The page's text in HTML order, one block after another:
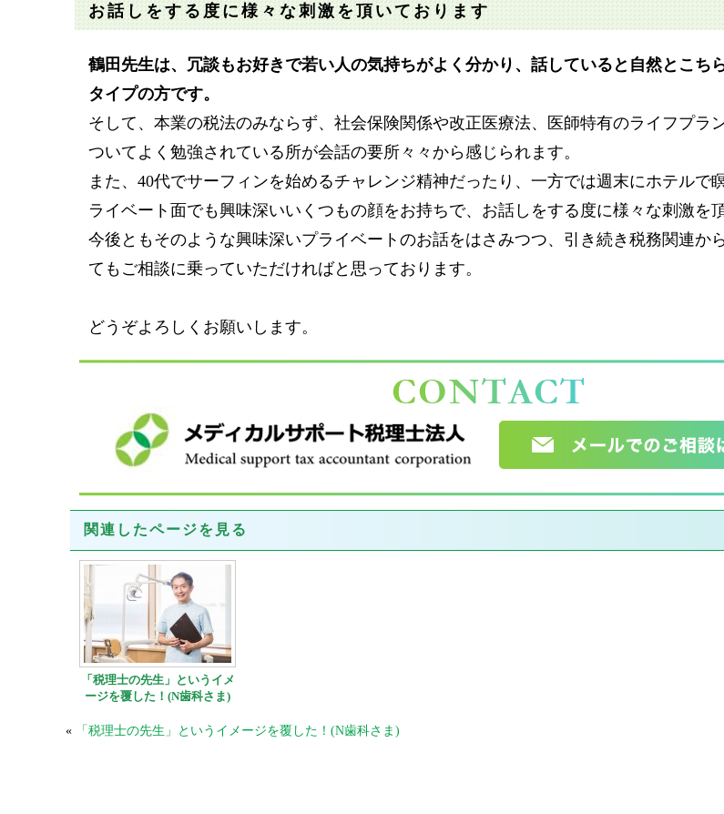
お話しをする度に様々な刺激を頂いております
鶴田先生は、冗談もお好きで若い人の気持ちがよく分かり、話していると自然とこち
タイプの方です。
そして、本業の税法のみならず、社会保険関係や改正医療法、医師特有のライフプラ
ついてよく勉強されている所が会話の要所々々から感じられます。
また、40代でサーフィンを始めるチャレンジ精神だったり、一方では週末にホテルで
ライベート面でも興味深いいくつもの顔をお持ちで、お話しをする度に様々な刺激を
今後ともそのような興味深いプライベートのお話をはさみつつ、引き続き税務関連か
てもご相談に乗っていただければと思っております。
どうぞよろしくお願いします。
関連したページを見る
「税理士の先生」というイメ
ージを覆した！(N歯科さま)
« 「税理士の先生」というイメージを覆した！(N歯科さま)